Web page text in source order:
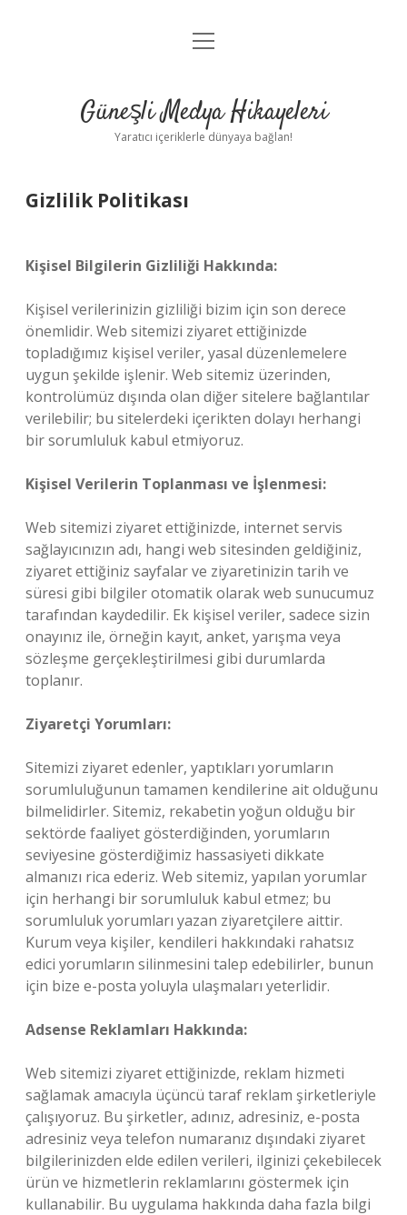
Anasayfa
Yasal Uyarı
menüyü
Güneşli Medya Hikayeleri
Yaratıcı içeriklerle dünyaya bağlan!
Gizlilik Politikası
Kişisel Bilgilerin Gizliliği Hakkında:
Kişisel verilerinizin gizliliği bizim için son derece
önemlidir. Web sitemizi ziyaret ettiğinizde
topladığımız kişisel veriler, yasal düzenlemelere
uygun şekilde işlenir. Web sitemiz üzerinden,
kontrolümüz dışında olan diğer sitelere bağlantılar
verilebilir; bu sitelerdeki içerikten dolayı herhangi
bir sorumluluk kabul etmiyoruz.
Kişisel Verilerin Toplanması ve İşlenmesi:
Web sitemizi ziyaret ettiğinizde, internet servis
sağlayıcınızın adı, hangi web sitesinden geldiğiniz,
ziyaret ettiğiniz sayfalar ve ziyaretinizin tarih ve
süresi gibi bilgiler otomatik olarak web sunucumuz
tarafından kaydedilir. Ek kişisel veriler, sadece sizin
onayınız ile, örneğin kayıt, anket, yarışma veya
sözleşme gerçekleştirilmesi gibi durumlarda
toplanır.
Ziyaretçi Yorumları:
Sitemizi ziyaret edenler, yaptıkları yorumların
sorumluluğunun tamamen kendilerine ait olduğunu
bilmelidirler. Sitemiz, rekabetin yoğun olduğu bir
sektörde faaliyet gösterdiğinden, yorumların
seviyesine gösterdiğimiz hassasiyeti dikkate
almanızı rica ederiz. Web sitemiz, yapılan yorumlar
için herhangi bir sorumluluk kabul etmez; bu
sorumluluk yorumları yazan ziyaretçilere aittir.
Kurum veya kişiler, kendileri hakkındaki rahatsız
edici yorumların silinmesini talep edebilirler, bunun
için bize e-posta yoluyla ulaşmaları yeterlidir.
Adsense Reklamları Hakkında:
Web sitemizi ziyaret ettiğinizde, reklam hizmeti
sağlamak amacıyla üçüncü taraf reklam şirketleriyle
çalışıyoruz. Bu şirketler, adınız, adresiniz, e-posta
adresiniz veya telefon numaranız dışındaki ziyaret
bilgilerinizden elde edilen verileri, ilginizi çekebilecek
ürün ve hizmetlerin reklamlarını göstermek için
kullanabilir. Bu uygulama hakkında daha fazla bilgi